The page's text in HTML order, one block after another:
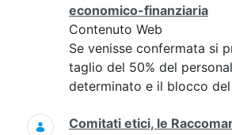
economico-finanziaria
Contenuto Web
Se venisse confermata si
taglio del 50% del
determinato e il blocco del
Comitati etici, le